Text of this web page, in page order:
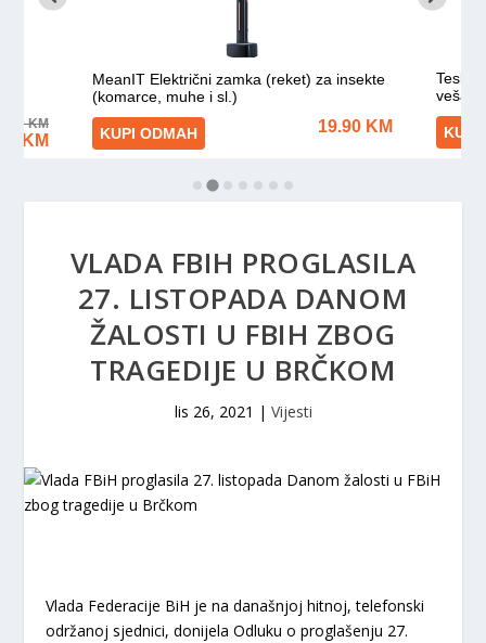
VLADA FBIH PROGLASILA
27. LISTOPADA DANOM
ŽALOSTI U FBIH ZBOG
TRAGEDIJE U BRČKOM
lis 26, 2021 | Vijesti
Vlada Federacije BiH je na današnjoj hitnoj, telefonski
održanoj sjednici, donijela Odluku o proglašenju 27.